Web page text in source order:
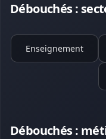
Débouchés :
Enseignement
Débouchés :